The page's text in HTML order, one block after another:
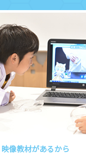
映像教材があるから